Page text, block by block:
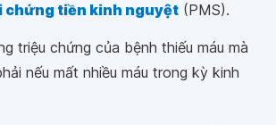
chứng tiền kinh nguyệt (PMS).
triệu chứng của bệnh thiếu máu mà
nếu mất nhiều máu trong kỳ kinh